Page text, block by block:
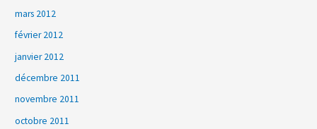
mars 2012
février 2012
janvier 2012
décembre 2011
novembre 2011
octobre 2011